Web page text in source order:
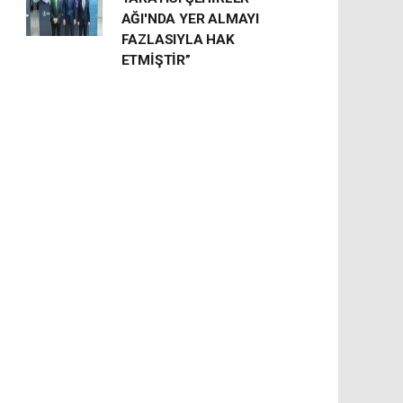
AĞI'NDA YER ALMAYI
FAZLASIYLA HAK
ETMİŞTİR”